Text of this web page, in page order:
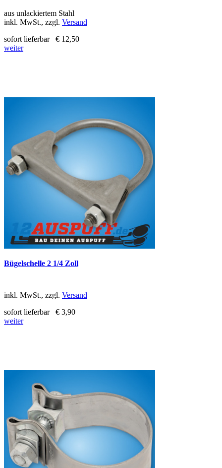
aus unlackiertem Stahl
inkl. MwSt., zzgl. Versand
sofort lieferbar
€ 12,50
weiter
Bügelschelle 2 1/4 Zoll
inkl. MwSt., zzgl. Versand
sofort lieferbar
€ 3,90
weiter